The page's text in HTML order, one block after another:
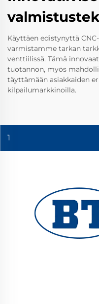
Käyttäen edistynyttä
varmistamme tarkan
venttiilissä. Tämä
tuotannon, myös
täyttämään asiakkaiden
kilpailumarkkinoilla.
1